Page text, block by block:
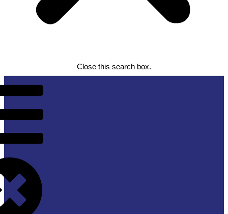
Close this search box.